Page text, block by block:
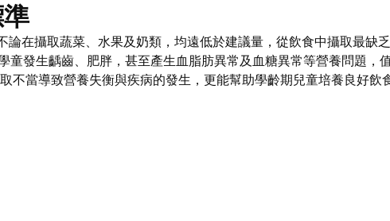
攝取蔬菜、水果及奶類，均遠低於建議量，從飲食中攝取最缺
發生齲齒、肥胖，甚至產生血脂肪異常及血糖異常等營養問題，值
當導致營養失衡與疾病的發生，更能幫助學齡期兒童培養良好飲